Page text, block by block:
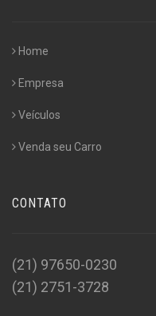
Home
Empresa
Veículos
Venda seu Carro
CONTATO
(21) 97650-0230
(21) 2751-3728